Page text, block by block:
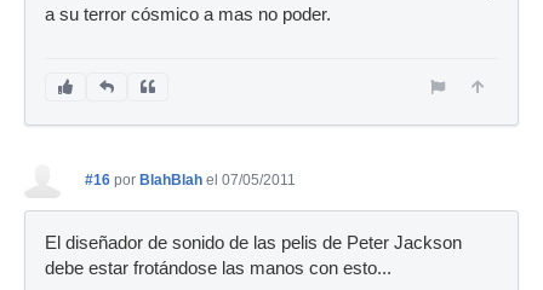
a su terror cósmico a mas no poder.
#16 por BlahBlah el 07/05/2011
El diseñador de sonido de las pelis de Peter Jackson
debe estar frotándose las manos con esto...